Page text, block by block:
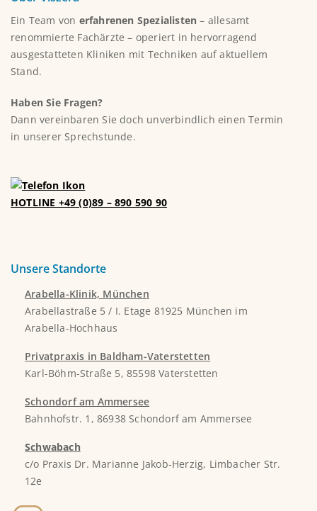
Ein Team von erfahrenen Spezialisten – allesamt
renommierte Fachärzte – operiert in hervorragend
ausgestatteten Kliniken mit Techniken auf aktuellem
Stand.
Haben Sie Fragen?
Dann vereinbaren Sie doch unverbindlich einen Termin
in unserer Sprechstunde.
HOTLINE +49 (0)89 – 890 590 90
Unsere Standorte
Arabella-Klinik, München
Arabellastraße 5 / I. Etage 81925 München im
Arabella-Hochhaus
Privatpraxis in Baldham-Vaterstetten
Karl-Böhm-Straße 5, 85598 Vaterstetten
Schondorf am Ammersee
Bahnhofstr. 1, 86938 Schondorf am Ammersee
Schwabach
c/o Praxis Dr. Marianne Jakob-Herzig, Limbacher Str.
12e